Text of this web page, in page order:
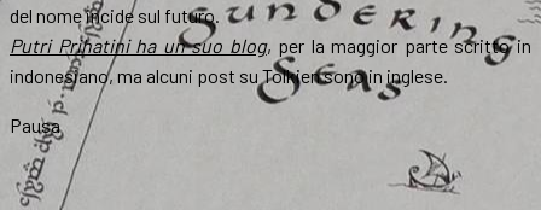
del nome incide sul futuro.
Putri Prihatini ha un suo blog, per la maggior parte scritto in
indonesiano, ma alcuni post su Tolkien sono in inglese.
Pausa